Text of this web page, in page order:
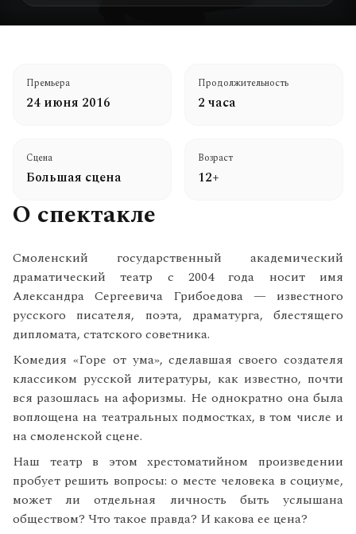
Премьера
24 июня 2016
Продолжительность
2 часа
Сцена
Большая сцена
Возраст
12+
О спектакле
Смоленский государственный академический
драматический театр с 2004 года носит имя
Александра Сергеевича Грибоедова — известного
русского писателя, поэта, драматурга, блестящего
дипломата, статского советника.
Комедия «Горе от ума», сделавшая своего создателя
классиком русской литературы, как известно, почти
вся разошлась на афоризмы. Не однократно она была
воплощена на театральных подмостках, в том числе и
на смоленской сцене.
Наш театр в этом хрестоматийном произведении
пробует решить вопросы: о месте человека в социуме,
может ли отдельная личность быть услышана
обществом? Что такое правда? И какова ее цена?